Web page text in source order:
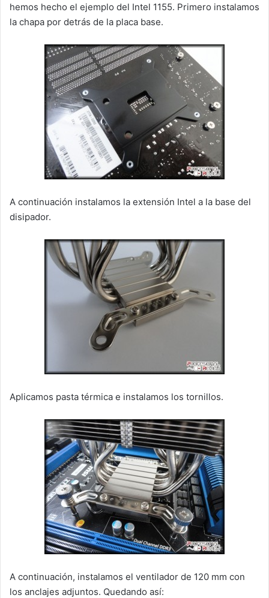
hemos hecho el ejemplo del Intel 1155. Primero instalamos
la chapa por detrás de la placa base.
A continuación instalamos la extensión Intel a la base del
disipador.
Aplicamos pasta térmica e instalamos los tornillos.
A continuación, instalamos el ventilador de 120 mm con
los anclajes adjuntos. Quedando así: